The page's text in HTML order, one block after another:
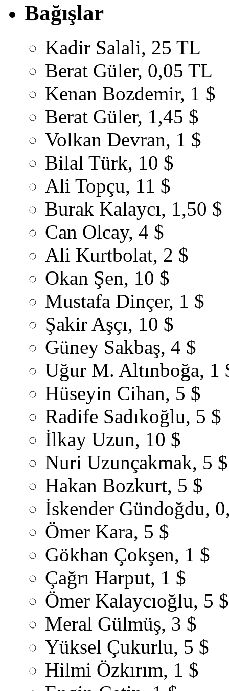
Bağışlar
Kadir Salali, 25 TL
Berat Güler, 0,05 TL
Kenan Bozdemir, 1 $
Berat Güler, 1,45 $
Volkan Devran, 1 $
Bilal Türk, 10 $
Ali Topçu, 11 $
Burak Kalaycı, 1,50 $
Can Olcay, 4 $
Ali Kurtbolat, 2 $
Okan Şen, 10 $
Mustafa Dinçer, 1 $
Şakir Aşçı, 10 $
Güney Sakbaş, 4 $
Uğur M. Altınboğa, 1
Hüseyin Cihan, 5 $
Radife Sadıkoğlu, 5 $
İlkay Uzun, 10 $
Nuri Uzunçakmak, 5 $
Hakan Bozkurt, 5 $
İskender Gündoğdu,
Ömer Kara, 5 $
Gökhan Çokşen, 1 $
Çağrı Harput, 1 $
Ömer Kalaycıoğlu, 5 $
Meral Gülmüş, 3 $
Yüksel Çukurlu, 5 $
Hilmi Özkırım, 1 $